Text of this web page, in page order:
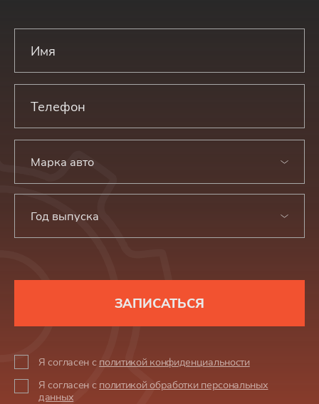
Марка авто
Год выпуска
ЗАПИСАТЬСЯ
Я согласен с политикой конфиденциальности
Я согласен с политикой обработки персональных
данных